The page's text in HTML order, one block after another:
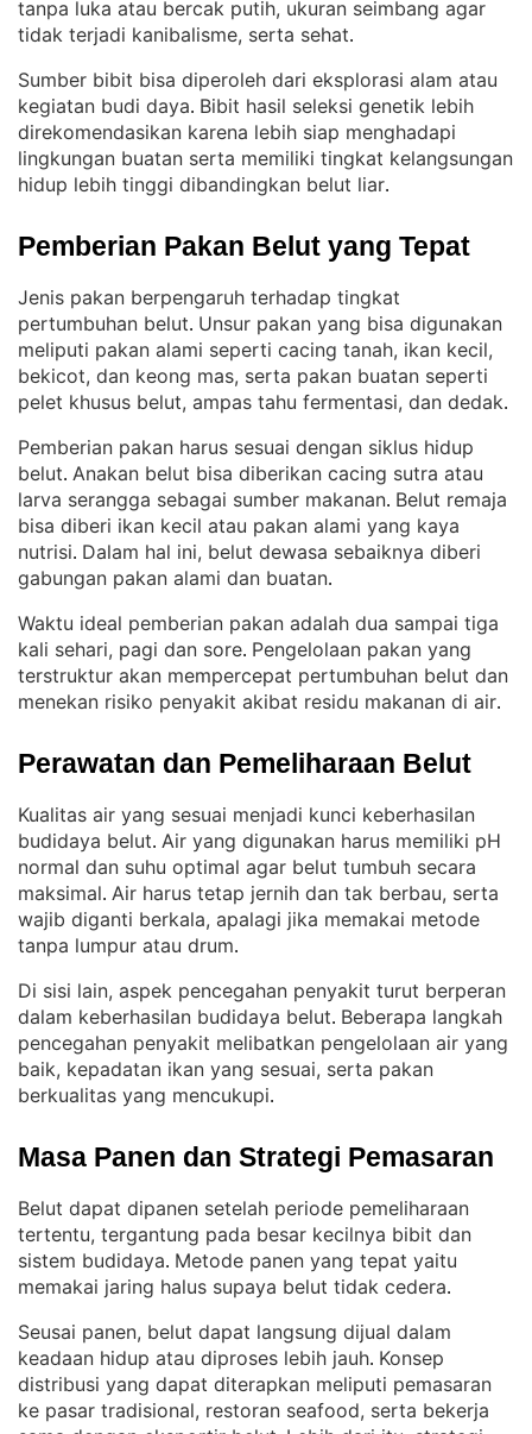
tanpa luka atau bercak putih, ukuran seimbang agar
tidak terjadi kanibalisme, serta sehat.
Sumber bibit bisa diperoleh dari eksplorasi alam atau
kegiatan budi daya. Bibit hasil seleksi genetik lebih
direkomendasikan karena lebih siap menghadapi
lingkungan buatan serta memiliki tingkat kelangsungan
hidup lebih tinggi dibandingkan belut liar.
Pemberian Pakan Belut yang Tepat
Jenis pakan berpengaruh terhadap tingkat
pertumbuhan belut. Unsur pakan yang bisa digunakan
meliputi pakan alami seperti cacing tanah, ikan kecil,
bekicot, dan keong mas, serta pakan buatan seperti
pelet khusus belut, ampas tahu fermentasi, dan dedak.
Pemberian pakan harus sesuai dengan siklus hidup
belut. Anakan belut bisa diberikan cacing sutra atau
larva serangga sebagai sumber makanan. Belut remaja
bisa diberi ikan kecil atau pakan alami yang kaya
nutrisi. Dalam hal ini, belut dewasa sebaiknya diberi
gabungan pakan alami dan buatan.
Waktu ideal pemberian pakan adalah dua sampai tiga
kali sehari, pagi dan sore. Pengelolaan pakan yang
terstruktur akan mempercepat pertumbuhan belut dan
menekan risiko penyakit akibat residu makanan di air.
Perawatan dan Pemeliharaan Belut
Kualitas air yang sesuai menjadi kunci keberhasilan
budidaya belut. Air yang digunakan harus memiliki pH
normal dan suhu optimal agar belut tumbuh secara
maksimal. Air harus tetap jernih dan tak berbau, serta
wajib diganti berkala, apalagi jika memakai metode
tanpa lumpur atau drum.
Di sisi lain, aspek pencegahan penyakit turut berperan
dalam keberhasilan budidaya belut. Beberapa langkah
pencegahan penyakit melibatkan pengelolaan air yang
baik, kepadatan ikan yang sesuai, serta pakan
berkualitas yang mencukupi.
Masa Panen dan Strategi Pemasaran
Belut dapat dipanen setelah periode pemeliharaan
tertentu, tergantung pada besar kecilnya bibit dan
sistem budidaya. Metode panen yang tepat yaitu
memakai jaring halus supaya belut tidak cedera.
Seusai panen, belut dapat langsung dijual dalam
keadaan hidup atau diproses lebih jauh. Konsep
distribusi yang dapat diterapkan meliputi pemasaran
ke pasar tradisional, restoran seafood, serta bekerja